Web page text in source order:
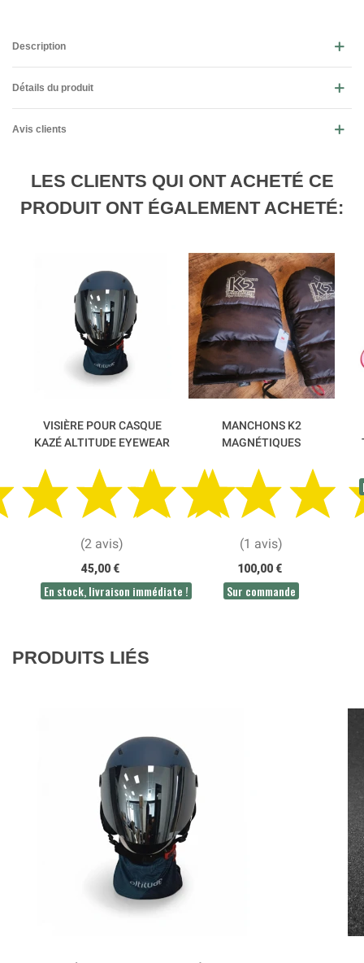
Description
Détails du produit
Avis clients
LES CLIENTS QUI ONT ACHETÉ CE
PRODUIT ONT ÉGALEMENT ACHETÉ:
VISIÈRE POUR CASQUE
KAZÉ ALTITUDE EYEWEAR
(2 avis)
45,00 €
En stock, livraison immédiate !
MANCHONS K2
MAGNÉTIQUES
(1 avis)
100,00 €
Sur commande
PRODUITS LIÉS